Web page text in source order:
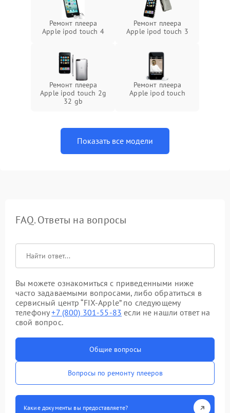
Ремонт плеера
Apple ipod touch 4
Ремонт плеера
Apple ipod touch 3
Ремонт плеера
Apple ipod touch 2g
32 gb
Ремонт плеера
Apple ipod touch
Показать все модели
FAQ. Ответы на вопросы
Вы можете ознакомиться с приведенными ниже
часто задаваемыми вопросами, либо обратиться в
сервисный центр “FIX-Apple” по следующему
телефону+7 (800) 301-55-83 если не нашли ответ на
свой вопрос.
Общие вопросы
Вопросы по ремонту плееров
Какие документы вы предоставляете?